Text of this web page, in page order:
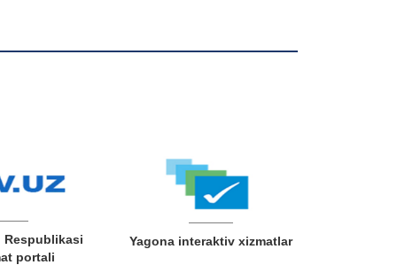
Respublikasi
portali
Yagona interaktiv xizmatlar